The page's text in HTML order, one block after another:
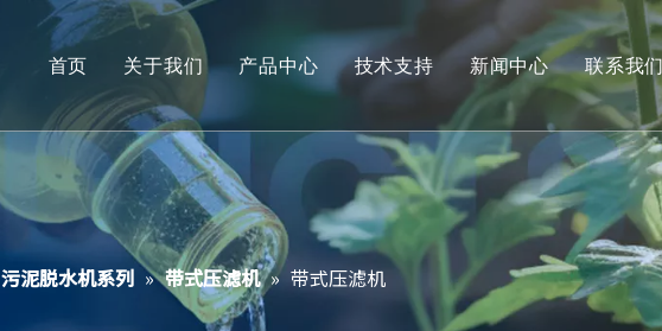
首页 关于我们
工厂实景
产品中心
污泥脱水机系列
加药、搅拌装置
精密过滤器
技术支持
下载管理
常见问题
新闻中心 联系我们
污泥脱水机系列 » 带式压滤机 » 带式压滤机